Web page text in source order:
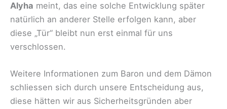
Alyha meint, das eine solche Entwicklung später
natürlich an anderer Stelle erfolgen kann, aber
diese „Tür“ bleibt nun erst einmal für uns
verschlossen.
Weitere Informationen zum Baron und dem Dämon
schliessen sich durch unsere Entscheidung aus,
diese hätten wir aus Sicherheitsgründen aber